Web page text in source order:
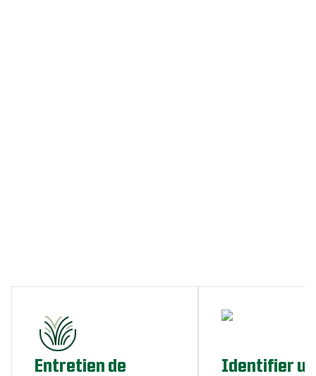
Entretien de
Identifier